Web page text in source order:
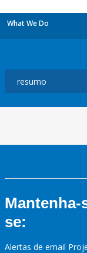
What We Do
Mantenha-
se:
Alertas de email